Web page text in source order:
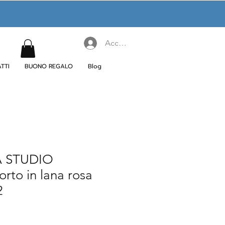
Accedi
BUONO REGALO Blog
STUDIO
in lana rosa